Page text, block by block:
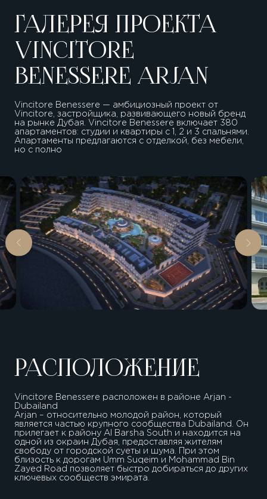
ГАЛЕРЕЯ ПРОЕКТА
VINCITORE
BENESSERE ARJAN
Vincitore Benessere — амбициозный проект от
Vincitore, застройщика, развивающего новый бренд
на рынке Дубая. Vincitore Benessere включает 380
апартаментов: студии и квартиры с 1, 2 и 3 спальнями.
Апартаменты предлагаются с отделкой, без мебели,
но с полно
РАСПОЛОЖЕНИЕ
Vincitore Benessere расположен в районе Arjan -
Dubailand
Arjan – относительно молодой район, который
является частью крупного сообщества Dubailand. Он
прилегает к району Al Barsha South и находится на
одной из окраин Дубая, предоставляя жителям
свободу от городской суеты и шума. При этом
близость к дорогам Umm Suqeim и Mohammad Bin
Zayed Road позволяет быстро добираться до других
ключевых сообществ эмирата.